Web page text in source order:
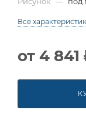
Все
от 4 841